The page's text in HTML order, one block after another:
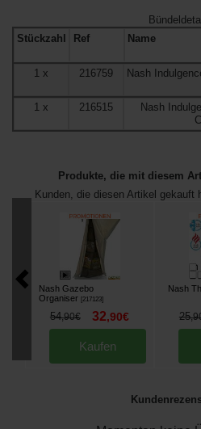
Stückzahl
Ref
Name
1 x 216759 Nash
1x 216515
Nash
Produkte, die mit diesem
Kunden, die diesen Artikel gekauft
Nash Gazebo
Organiser [217123]
54,90€ 32,90€
Kaufen
Nash
25,